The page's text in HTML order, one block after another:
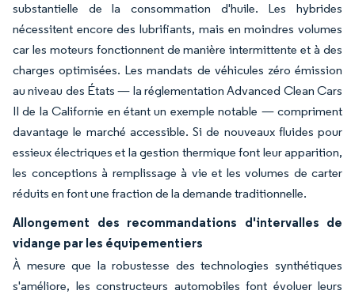
substantielle de la consommation d'huile. Les hybrides
nécessitent encore des lubrifiants, mais en moindres volumes
car les moteurs fonctionnent de manière intermittente et à des
charges optimisées. Les mandats de véhicules zéro émission
au niveau des États — la réglementation Advanced Clean Cars
II de la Californie en étant un exemple notable — compriment
davantage le marché accessible. Si de nouveaux fluides pour
essieux électriques et la gestion thermique font leur apparition,
les conceptions à remplissage à vie et les volumes de carter
réduits en font une fraction de la demande traditionnelle.
Allongement des recommandations d'intervalles de
vidange par les équipementiers
À mesure que la robustesse des technologies synthétiques
s'améliore, les constructeurs automobiles font évoluer leurs